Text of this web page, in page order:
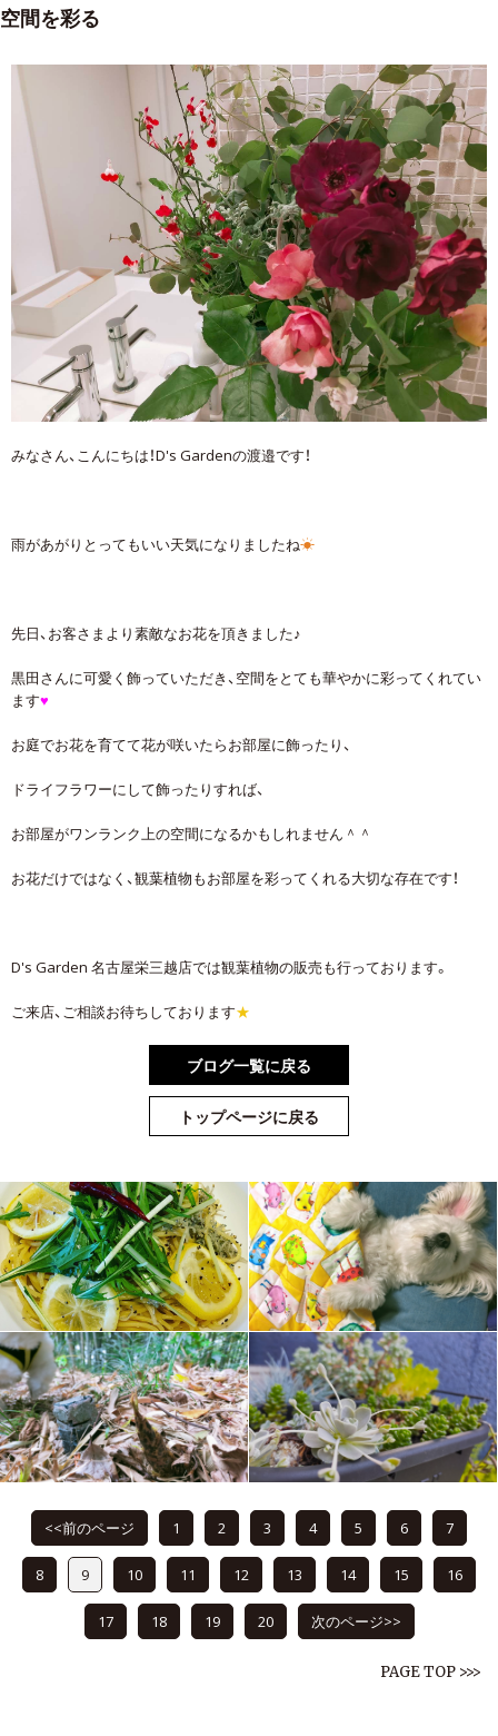
空間を彩る
みなさん、こんにちは！D's Gardenの渡邉です！
雨があがりとってもいい天気になりましたね☀
先日、お客さまより素敵なお花を頂きました♪
黒田さんに可愛く飾っていただき、空間をとても華やかに彩ってくれてい
ます♥
お庭でお花を育てて花が咲いたらお部屋に飾ったり、
ドライフラワーにして飾ったりすれば、
お部屋がワンランク上の空間になるかもしれません＾＾
お花だけではなく、観葉植物もお部屋を彩ってくれる大切な存在です！
D's Garden 名古屋栄三越店では観葉植物の販売も行っております。
ご来店、ご相談お待ちしております★
ブログ一覧に戻る
トップページに戻る
<<前のページ 1 2 3 4 5 6 7
8 9 10 11 12 13 14 15 16
17 18 19 20 次のページ>>
PAGE TOP >>>